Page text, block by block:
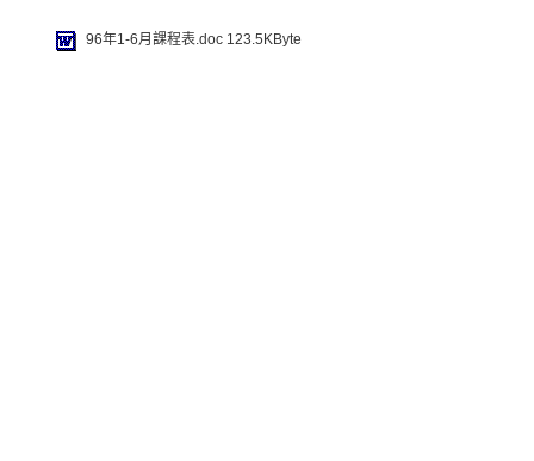
96年1-6月課程表.doc 123.5KByte